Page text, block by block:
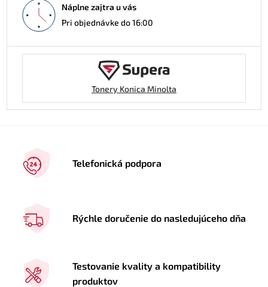
Náplne zajtra u vás
Pri objednávke do 16:00
Tonery Konica Minolta
Telefonická podpora
Rýchle doručenie do nasledujúceho dňa
Testovanie kvality a kompatibility
produktov